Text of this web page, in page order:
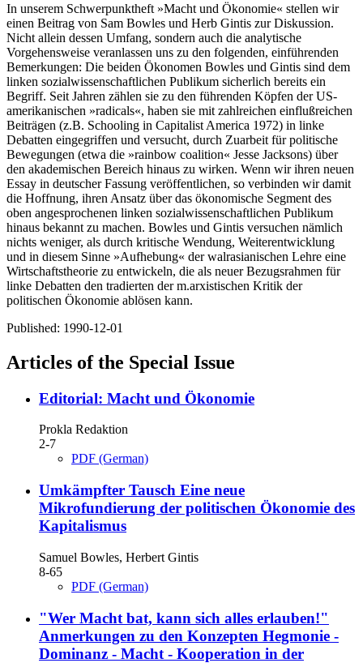
In unserem Schwerpunktheft »Macht und Ökonomie« stellen wir
einen Beitrag von Sam Bowles und Herb Gintis zur Diskussion.
Nicht allein dessen Umfang, sondern auch die analytische
Vorgehensweise veranlassen uns zu den folgenden, einführenden
Bemerkungen: Die beiden Ökonomen Bowles und Gintis sind dem
linken sozialwissenschaftlichen Publikum sicherlich bereits ein
Begriff. Seit Jahren zählen sie zu den führenden Köpfen der US-
amerikanischen »radicals«, haben sie mit zahlreichen einflußreichen
Beiträgen (z.B. Schooling in Capitalist America 1972) in linke
Debatten eingegriffen und versucht, durch Zuarbeit für politische
Bewegungen (etwa die »rainbow coalition« Jesse Jacksons) über
den akademischen Bereich hinaus zu wirken. Wenn wir ihren neuen
Essay in deutscher Fassung veröffentlichen, so verbinden wir damit
die Hoffnung, ihren Ansatz über das ökonomische Segment des
oben angesprochenen linken sozialwissenschaftlichen Publikum
hinaus bekannt zu machen. Bowles und Gintis versuchen nämlich
nichts weniger, als durch kritische Wendung, Weiterentwicklung
und in diesem Sinne »Aufhebung« der walrasianischen Lehre eine
Wirtschaftstheorie zu entwickeln, die als neuer Bezugsrahmen für
linke Debatten den tradierten der m.arxistischen Kritik der
politischen Ökonomie ablösen kann.
Published: 1990-12-01
Articles of the Special Issue
Editorial: Macht und Ökonomie
Prokla Redaktion
2-7
PDF (German)
Umkämpfter Tausch Eine neue
Mikrofundierung der politischen Ökonomie des
Kapitalismus
Samuel Bowles, Herbert Gintis
8-65
PDF (German)
"Wer Macht bat, kann sich alles erlauben!"
Anmerkungen zu den Konzepten Hegmonie -
Dominanz - Macht - Kooperation in der